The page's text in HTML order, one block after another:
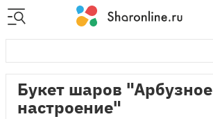
Букет шаров "Арбузное
настроение"